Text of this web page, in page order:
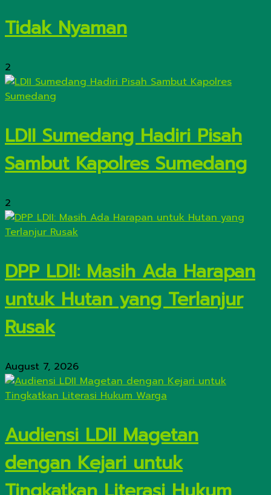
Tidak Nyaman
2
LDII Sumedang Hadiri Pisah
Sambut Kapolres Sumedang
2
DPP LDII: Masih Ada Harapan
untuk Hutan yang Terlanjur
Rusak
August 7, 2026
Audiensi LDII Magetan
dengan Kejari untuk